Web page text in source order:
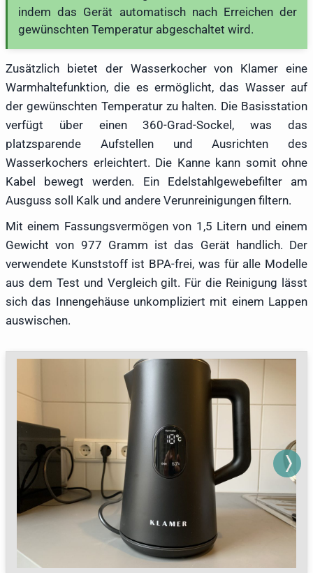
indem das Gerät automatisch nach Erreichen der
gewünschten Temperatur abgeschaltet wird.
Zusätzlich bietet der Wasserkocher von Klamer eine
Warmhaltefunktion, die es ermöglicht, das Wasser auf
der gewünschten Temperatur zu halten. Die Basisstation
verfügt über einen 360-Grad-Sockel, was das
platzsparende Aufstellen und Ausrichten des
Wasserkochers erleichtert. Die Kanne kann somit ohne
Kabel bewegt werden. Ein Edelstahlgewebefilter am
Ausguss soll Kalk und andere Verunreinigungen filtern.
Mit einem Fassungsvermögen von 1,5 Litern und einem
Gewicht von 977 Gramm ist das Gerät handlich. Der
verwendete Kunststoff ist BPA-frei, was für alle Modelle
aus dem Test und Vergleich gilt. Für die Reinigung lässt
sich das Innengehäuse unkompliziert mit einem Lappen
auswischen.
Next